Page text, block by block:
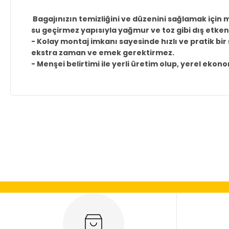
Bagajınızın temizliğini ve düzenini sağlamak için
su geçirmez yapısıyla yağmur ve toz gibi dış
- Kolay montaj imkanı sayesinde hızlı ve pratik
ekstra zaman ve emek gerektirmez.
- Menşei belirtimi ile yerli üretim olup, yerel
Ürün bilgilerinde hatalar bulunuyor.
Bu ürüne benzer farklı alternatifler olmalı.